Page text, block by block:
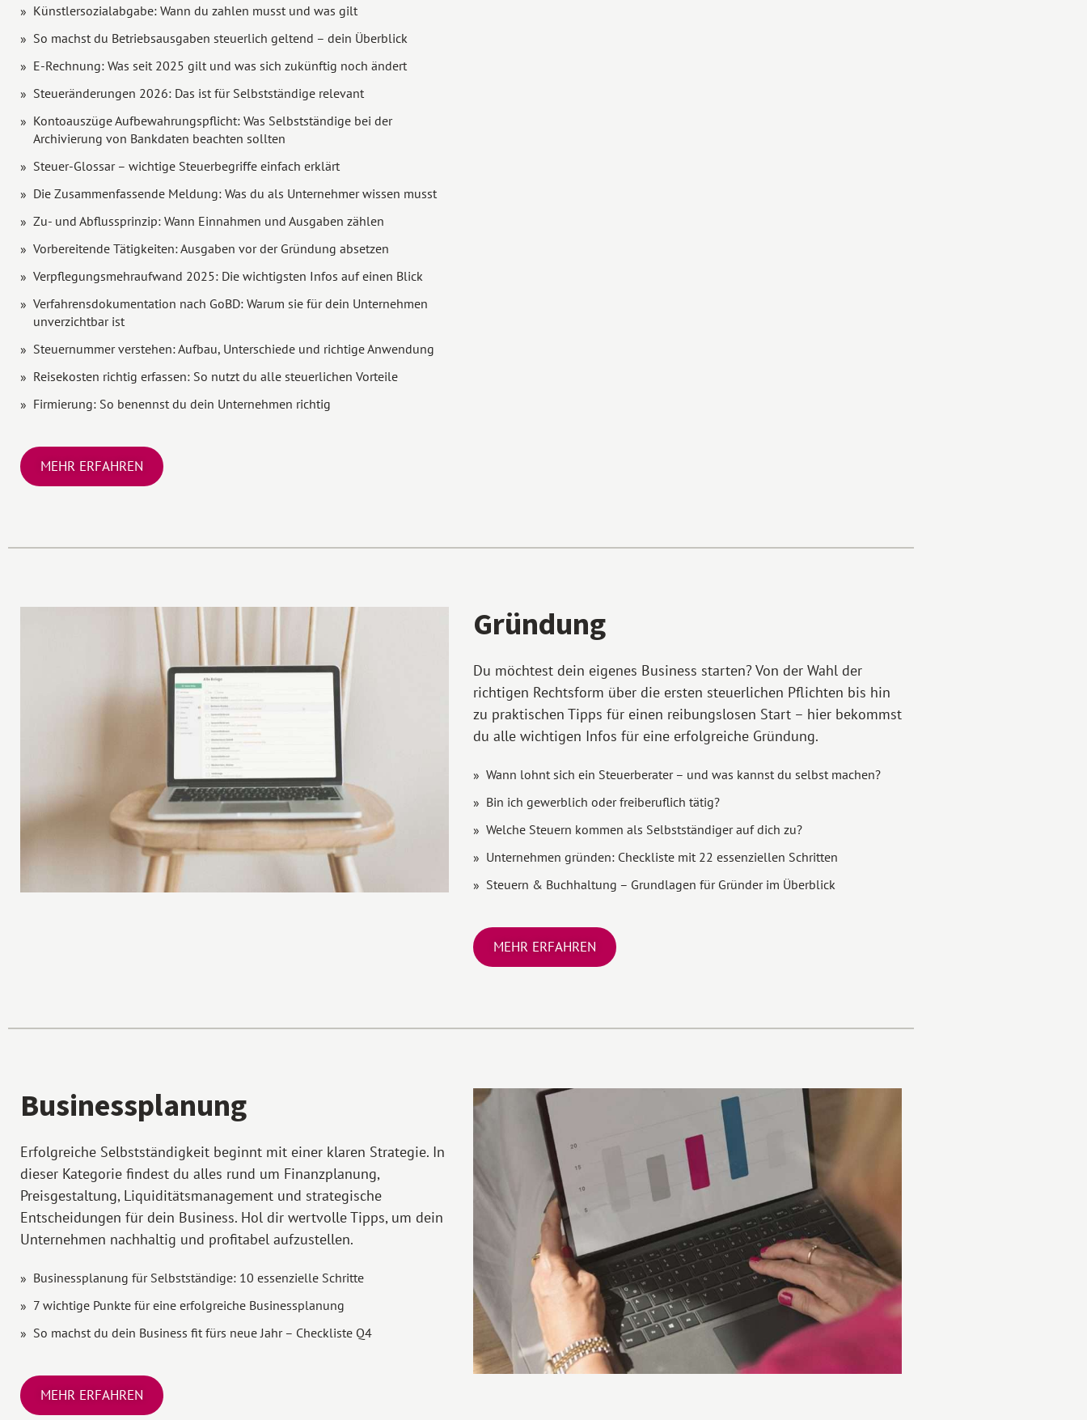
Künstlersozialabgabe: Wann du zahlen musst und was gilt
So machst du Betriebsausgaben steuerlich geltend – dein Überblick
E-Rechnung: Was seit 2025 gilt und was sich zukünftig noch ändert
Steueränderungen 2026: Das ist für Selbstständige relevant
Kontoauszüge Aufbewahrungspflicht: Was Selbstständige bei der
Archivierung von Bankdaten beachten sollten
Steuer-Glossar – wichtige Steuerbegriffe einfach erklärt
Die Zusammenfassende Meldung: Was du als Unternehmer wissen musst
Zu- und Abflussprinzip: Wann Einnahmen und Ausgaben zählen
Vorbereitende Tätigkeiten: Ausgaben vor der Gründung absetzen
Verpflegungsmehraufwand 2025: Die wichtigsten Infos auf einen Blick
Verfahrensdokumentation nach GoBD: Warum sie für dein Unternehmen
unverzichtbar ist
Steuernummer verstehen: Aufbau, Unterschiede und richtige Anwendung
Reisekosten richtig erfassen: So nutzt du alle steuerlichen Vorteile
Firmierung: So benennst du dein Unternehmen richtig
MEHR ERFAHREN
Gründung
Du möchtest dein eigenes Business starten? Von der Wahl der
richtigen Rechtsform über die ersten steuerlichen Pflichten bis hin
zu praktischen Tipps für einen reibungslosen Start – hier bekommst
du alle wichtigen Infos für eine erfolgreiche Gründung.
Wann lohnt sich ein Steuerberater – und was kannst du selbst machen?
Bin ich gewerblich oder freiberuflich tätig?
Welche Steuern kommen als Selbstständiger auf dich zu?
Unternehmen gründen: Checkliste mit 22 essenziellen Schritten
Steuern & Buchhaltung – Grundlagen für Gründer im Überblick
MEHR ERFAHREN
Businessplanung
Erfolgreiche Selbstständigkeit beginnt mit einer klaren Strategie. In
dieser Kategorie findest du alles rund um Finanzplanung,
Preisgestaltung, Liquiditätsmanagement und strategische
Entscheidungen für dein Business. Hol dir wertvolle Tipps, um dein
Unternehmen nachhaltig und profitabel aufzustellen.
Businessplanung für Selbstständige: 10 essenzielle Schritte
7 wichtige Punkte für eine erfolgreiche Businessplanung
So machst du dein Business fit fürs neue Jahr – Checkliste Q4
MEHR ERFAHREN